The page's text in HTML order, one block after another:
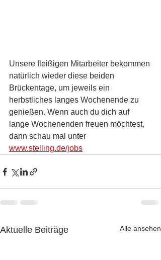
Unsere fleißigen Mitarbeiter bekommen
natürlich wieder diese beiden
Brückentage, um jeweils ein
herbstliches langes Wochenende zu
genießen. Wenn auch du dich auf
lange Wochenenden freuen möchtest,
dann schau mal unter
www.stelling.de/jobs
Aktuelle Beiträge Alle ansehen